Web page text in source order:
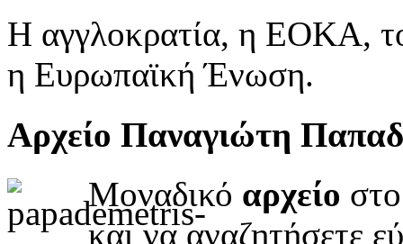
Η αγγλοκρατία, η ΕΟΚΑ,
η Ευρωπαϊκή Ένωση.
Αρχείο Παναγιώτη
Μοναδικό αρχείο
και να αναζητήσετε